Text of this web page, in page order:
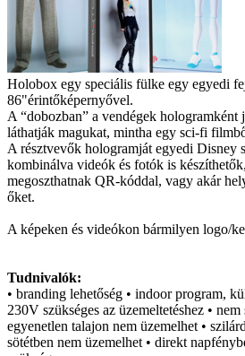
Holobox egy speciális fülke egy egyedi
86"érintőképernyővel.
A “dobozban” a vendégek hologramként
láthatják magukat, mintha egy sci-fi
A résztvevők hologramját egyedi Disney
kombinálva videók és fotók is
megoszthatnak QR-kóddal, vagy akár
őket.
A képeken és videókon bármilyen logo/
Tudnivalók:
• branding lehetőség • indoor program,
230V szükséges az üzemeltetéshez •
egyenetlen talajon nem üzemelhet •
sötétben nem üzemelhet • direkt